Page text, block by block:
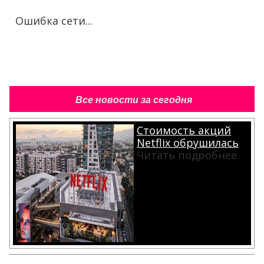
Ошибка сети...
Все новости за сегодня
Стоимость акций
Netflix обрушилась
Читать подробнее